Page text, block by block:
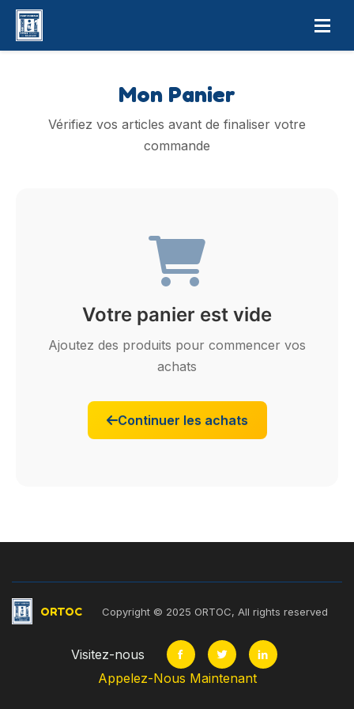
Mon Panier
Vérifiez vos articles avant de finaliser votre
commande
Votre panier est vide
Ajoutez des produits pour commencer vos
achats
Continuer les achats
ORTOC Copyright © 2025 ORTOC, All rights reserved
Visitez-nous
Appelez-Nous Maintenant